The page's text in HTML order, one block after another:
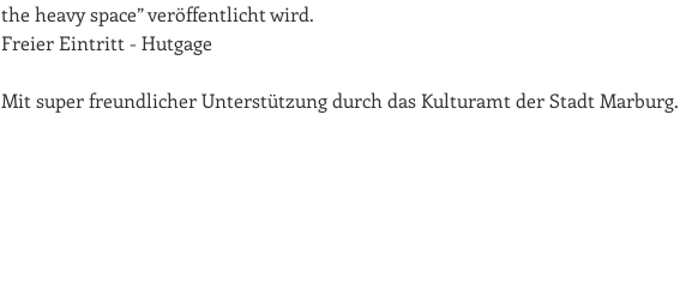
the heavy space” veröffentlicht wird.
Freier Eintritt - Hutgage
Mit super freundlicher Unterstützung durch das Kulturamt der Stadt Marburg.